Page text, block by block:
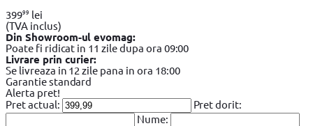
39999 lei
(TVA inclus)
Din Showroom-ul evomag:
Poate fi ridicat in 11 zile dupa ora 09:00
Livrare prin curier:
Se livreaza in 12 zile pana in ora 18:00
Garantie standard
Alerta pret!
Pret actual:
Pret dorit:
Nume: